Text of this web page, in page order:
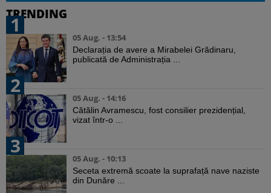
TRENDING
1
05 Aug. - 13:54
Declarația de avere a Mirabelei Grădinaru,
publicată de Administrația ...
2
05 Aug. - 14:16
Cătălin Avramescu, fost consilier prezidențial,
vizat într-o ...
3
05 Aug. - 10:13
Seceta extremă scoate la suprafață nave naziste
din Dunăre ...